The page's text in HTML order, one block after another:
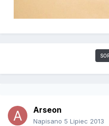
Arseon
Napisano 5 Lipiec 2013